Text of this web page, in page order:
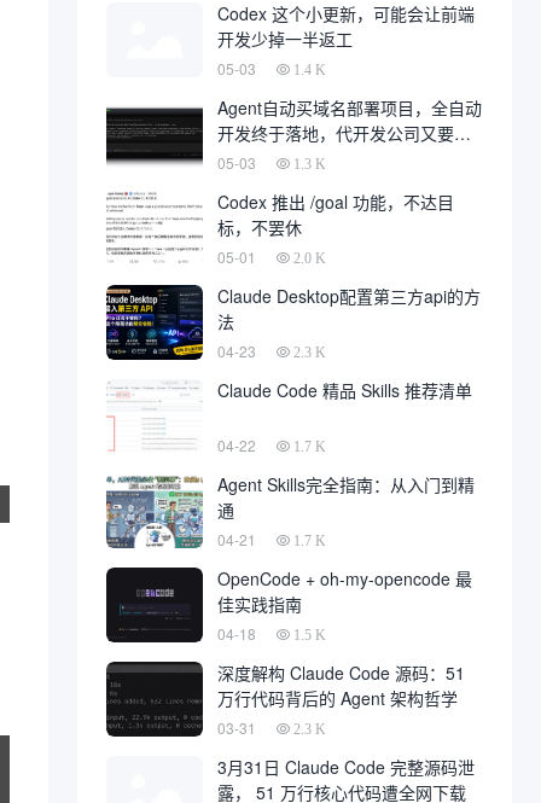
Codex 这个小更新，可能会让前端
开发少掉一半返工
05-03 1.4 K
Agent自动买域名部署项目，全自动
开发终于落地，代开发公司又要倒
一大片
05-03 1.3 K
Codex 推出 /goal 功能，不达目
标，不罢休
05-01 2.0 K
Claude Desktop配置第三方api的方
法
04-23 2.3 K
Claude Code 精品 Skills 推荐清单
04-22 1.7 K
Agent Skills完全指南：从入门到精
通
04-21 1.7 K
OpenCode + oh-my-opencode 最
佳实践指南
04-18 1.5 K
深度解构 Claude Code 源码：51
万行代码背后的 Agent 架构哲学
03-31 2.3 K
3月31日 Claude Code 完整源码泄
露， 51 万行核心代码遭全网下载